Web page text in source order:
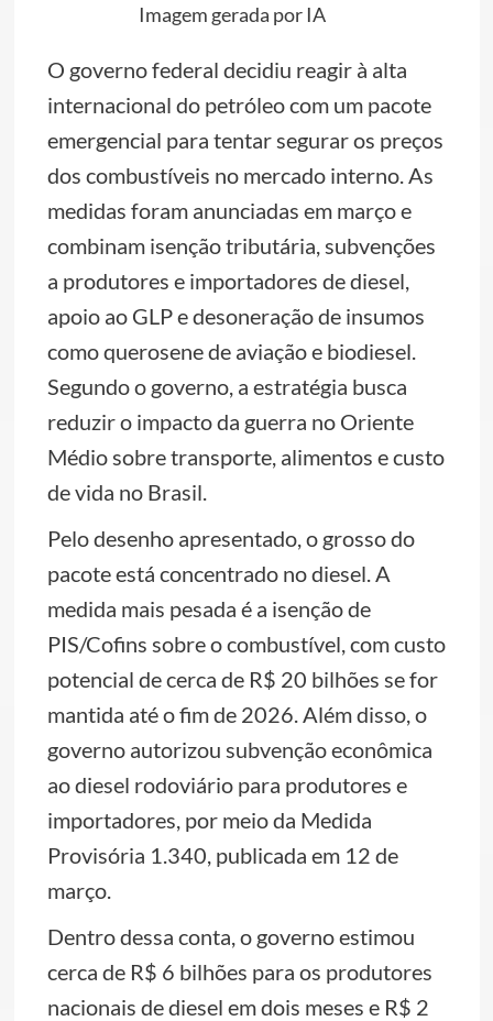
Imagem gerada por IA
O governo federal decidiu reagir à alta
internacional do petróleo com um pacote
emergencial para tentar segurar os preços
dos combustíveis no mercado interno. As
medidas foram anunciadas em março e
combinam isenção tributária, subvenções
a produtores e importadores de diesel,
apoio ao GLP e desoneração de insumos
como querosene de aviação e biodiesel.
Segundo o governo, a estratégia busca
reduzir o impacto da guerra no Oriente
Médio sobre transporte, alimentos e custo
de vida no Brasil.
Pelo desenho apresentado, o grosso do
pacote está concentrado no diesel. A
medida mais pesada é a isenção de
PIS/Cofins sobre o combustível, com custo
potencial de cerca de R$ 20 bilhões se for
mantida até o fim de 2026. Além disso, o
governo autorizou subvenção econômica
ao diesel rodoviário para produtores e
importadores, por meio da Medida
Provisória 1.340, publicada em 12 de
março.
Dentro dessa conta, o governo estimou
cerca de R$ 6 bilhões para os produtores
nacionais de diesel em dois meses e R$ 2